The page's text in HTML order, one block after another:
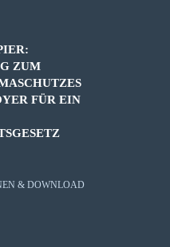
ZUM
FÜR EIN
& DOWNLOAD